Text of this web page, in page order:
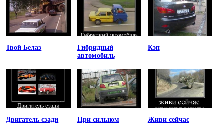
Твой Белаз
Гибридный
автомобиль
Кэп
Двигатель сзади
При сильном
Живи сейчас